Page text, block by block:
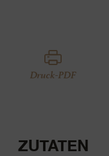
Druck-PDF
ZUTATEN